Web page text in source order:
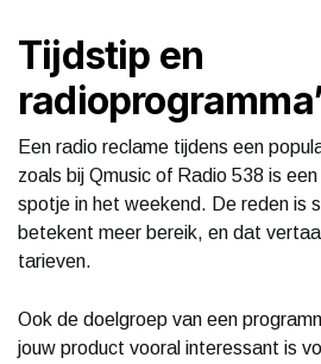
Tijdstip en
Een radio reclame tijdens een
zoals bij Qmusic of Radio 538 is
spotje in het weekend. De reden is
betekent meer bereik, en dat
tarieven.
Ook de doelgroep van een
jouw product vooral interessant is